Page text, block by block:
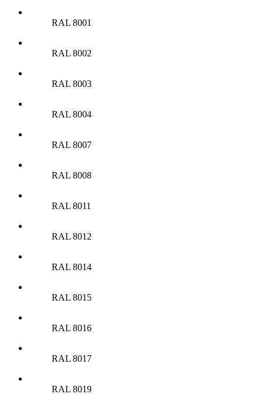
RAL 8001
RAL 8002
RAL 8003
RAL 8004
RAL 8007
RAL 8008
RAL 8011
RAL 8012
RAL 8014
RAL 8015
RAL 8016
RAL 8017
RAL 8019